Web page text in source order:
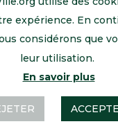
Mentions légales
expérience. En
considérons que
leur utilisation.
En savoir plus